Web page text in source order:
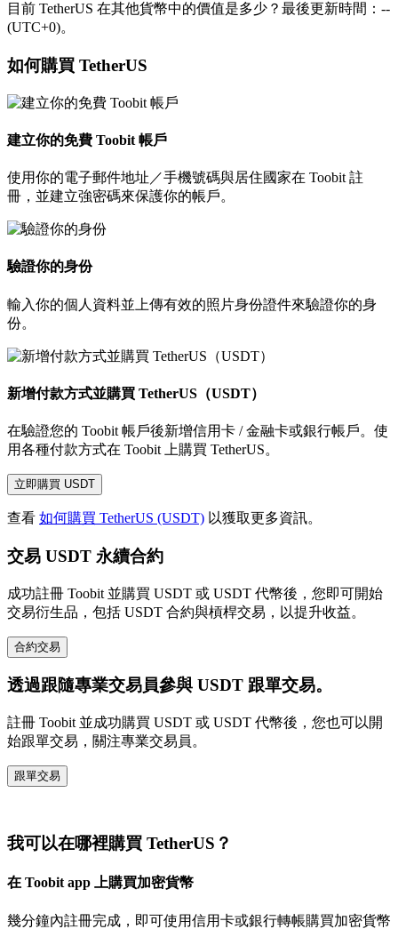
目前 TetherUS 在其他貨幣中的價值是多少？最後更新時間：--
(UTC+0)。
如何購買 TetherUS
建立你的免費 Toobit 帳戶
使用你的電子郵件地址／手機號碼與居住國家在 Toobit 註
冊，並建立強密碼來保護你的帳戶。
驗證你的身份
輸入你的個人資料並上傳有效的照片身份證件來驗證你的身
份。
新增付款方式並購買 TetherUS（USDT）
在驗證您的 Toobit 帳戶後新增信用卡 / 金融卡或銀行帳戶。使
用各種付款方式在 Toobit 上購買 TetherUS。
立即購買 USDT
查看 如何購買 TetherUS (USDT) 以獲取更多資訊。
交易 USDT 永續合約
成功註冊 Toobit 並購買 USDT 或 USDT 代幣後，您即可開始
交易衍生品，包括 USDT 合約與槓桿交易，以提升收益。
合約交易
透過跟隨專業交易員參與 USDT 跟單交易。
註冊 Toobit 並成功購買 USDT 或 USDT 代幣後，您也可以開
始跟單交易，關注專業交易員。
跟單交易
我可以在哪裡購買 TetherUS？
在 Toobit app 上購買加密貨幣
幾分鐘內註冊完成，即可使用信用卡或銀行轉帳購買加密貨幣